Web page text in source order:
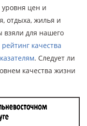
уровня цен и
отдыха, жилья и
взяли для нашего
рейтинг качества
. Следует ли
качества жизни